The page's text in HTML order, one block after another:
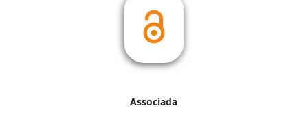
Associada